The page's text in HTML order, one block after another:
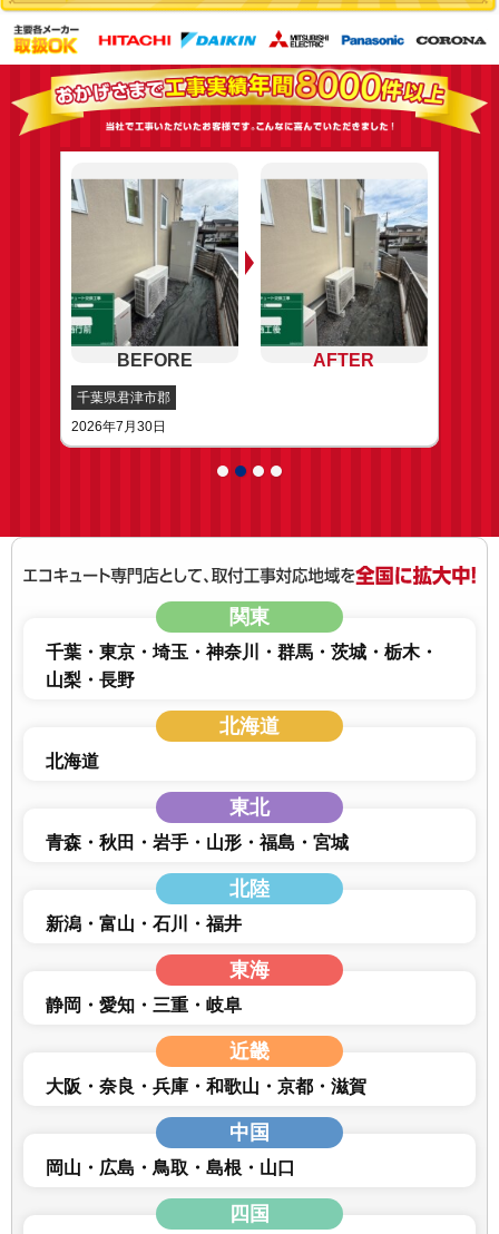
千葉県君津市郡
2026年7月30日
関東
千葉 東京 埼玉 神奈川 群馬 茨城
栃木
山梨
長野
北海道
北海道
東北
青森 秋田 岩手 山形 福島 宮城
北陸
新潟 富山 石川 福井
東海
静岡 愛知 三重 岐阜
近畿
大阪 奈良 兵庫 和歌山 京都 滋賀
中国
岡山 広島 鳥取 島根 山口
四国